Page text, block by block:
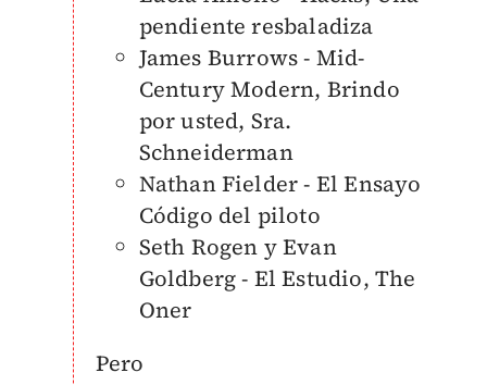
pendiente resbaladiza
James Burrows - Mid-
Century Modern, Brindo
por usted, Sra.
Schneiderman
Nathan Fielder - El Ensayo
Código del piloto
Seth Rogen y Evan
Goldberg - El Estudio, The
Oner
Pero